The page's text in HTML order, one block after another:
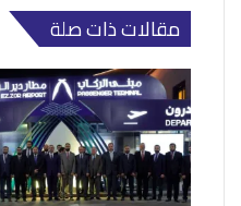
مقالات ذات صلة